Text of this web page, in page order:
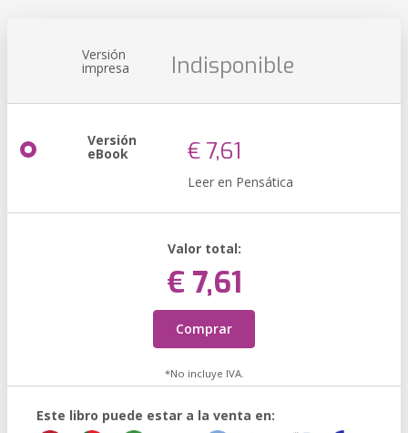
Versión
impresa Indisponible
Versión
eBook € 7,61
Leer en Pensática
Valor total:
€ 7,61
Comprar
*No incluye IVA.
Este libro puede estar a la venta en: